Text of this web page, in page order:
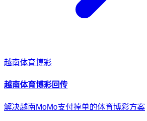
越南体育博彩
越南体育博彩回传
解决越南MoMo支付掉单的体育博彩方案